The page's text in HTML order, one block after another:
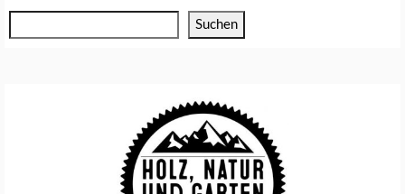
Suchen